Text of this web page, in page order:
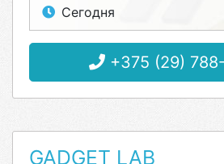
Сегодня
+375 (29)
GADGET LAB